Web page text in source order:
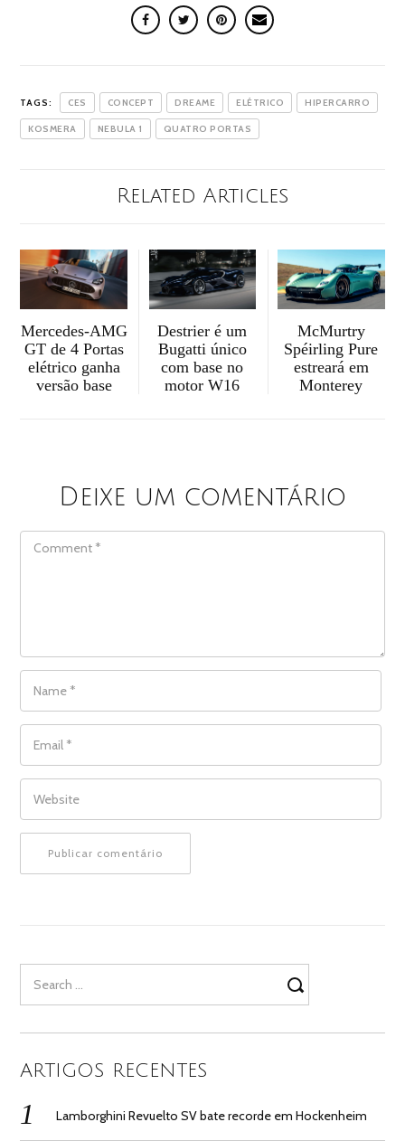
TAGS: CES CONCEPT DREAME ELÉTRICO HIPERCARRO
KOSMERA NEBULA 1 QUATRO PORTAS
Related Articles
Mercedes-AMG
GT de 4 Portas
elétrico ganha
versão base
Destrier é um
Bugatti único
com base no
motor W16
McMurtry
Spéirling Pure
estreará em
Monterey
Deixe um comentário
COMMENT
NAME
EMAIL
WEBSITE
for:
ARTIGOS RECENTES
Lamborghini Revuelto SV bate recorde em Hockenheim